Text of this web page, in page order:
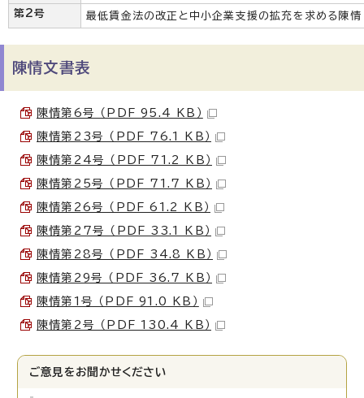
第2号 最低賃金法の改正と中小企業支援の拡充を求める陳情
陳情文書表
陳情第6号 （PDF 95.4 KB）
陳情第23号 （PDF 76.1 KB）
陳情第24号 （PDF 71.2 KB）
陳情第25号 （PDF 71.7 KB）
陳情第26号 （PDF 61.2 KB）
陳情第27号 （PDF 33.1 KB）
陳情第28号 （PDF 34.8 KB）
陳情第29号 （PDF 36.7 KB）
陳情第1号 （PDF 91.0 KB）
陳情第2号 （PDF 130.4 KB）
ご意見をお聞かせください